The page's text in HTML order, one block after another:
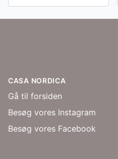
CASA NORDICA
Gå til forsiden
Besøg vores Instagram
Besøg vores Facebook